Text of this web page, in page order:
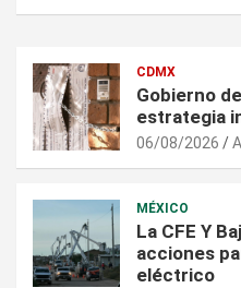
CDMX
Gobierno
estrategia
06/08/2026
MÉXICO
La CFE Y
acciones
eléctrico